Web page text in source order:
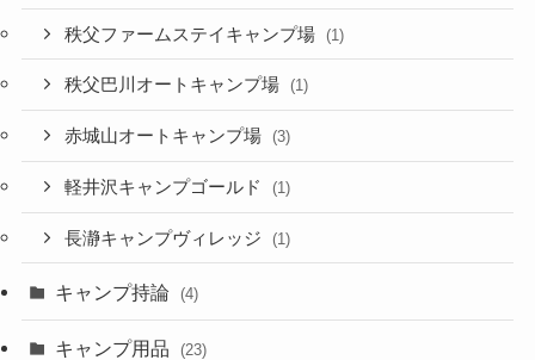
秩父ファームステイキャンプ場 (1)
秩父巴川オートキャンプ場 (1)
赤城山オートキャンプ場 (3)
軽井沢キャンプゴールド (1)
長瀞キャンプヴィレッジ (1)
キャンプ持論 (4)
キャンプ用品 (23)